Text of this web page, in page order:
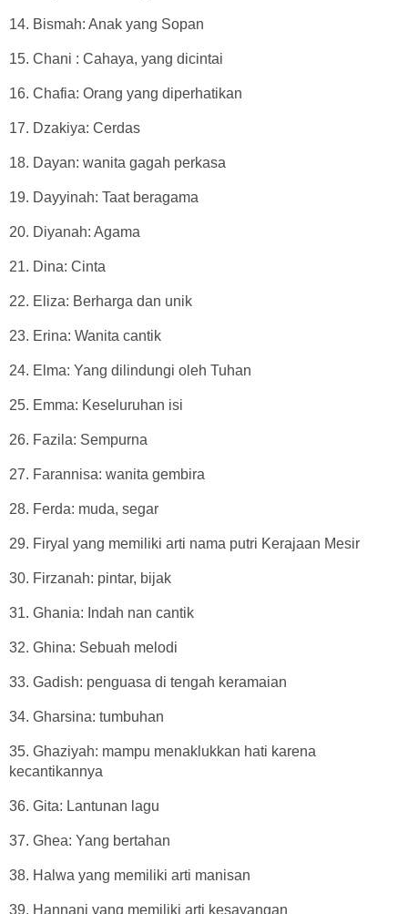
14. Bismah: Anak yang Sopan
15. Chani : Cahaya, yang dicintai
16. Chafia: Orang yang diperhatikan
17. Dzakiya: Cerdas
18. Dayan: wanita gagah perkasa
19. Dayyinah: Taat beragama
20. Diyanah: Agama
21. Dina: Cinta
22. Eliza: Berharga dan unik
23. Erina: Wanita cantik
24. Elma: Yang dilindungi oleh Tuhan
25. Emma: Keseluruhan isi
26. Fazila: Sempurna
27. Farannisa: wanita gembira
28. Ferda: muda, segar
29. Firyal yang memiliki arti nama putri Kerajaan Mesir
30. Firzanah: pintar, bijak
31. Ghania: Indah nan cantik
32. Ghina: Sebuah melodi
33. Gadish: penguasa di tengah keramaian
34. Gharsina: tumbuhan
35. Ghaziyah: mampu menaklukkan hati karena
kecantikannya
36. Gita: Lantunan lagu
37. Ghea: Yang bertahan
38. Halwa yang memiliki arti manisan
39. Hannani yang memiliki arti kesayangan